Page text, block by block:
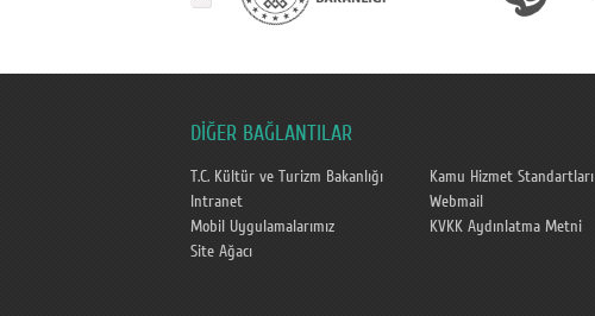
DİĞER BAĞLANTILAR
T.C. Kültür ve Turizm Bakanlığı
Kamu Hizmet Standartları
Intranet
Webmail
Mobil Uygulamalarımız
KVKK Aydınlatma Metni
Site Ağacı